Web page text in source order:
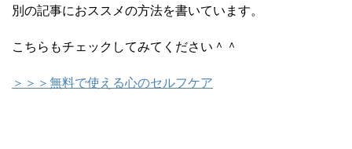
別の記事におススメの方法を書いています。
こちらもチェックしてみてください＾＾
＞＞＞無料で使える心のセルフケア